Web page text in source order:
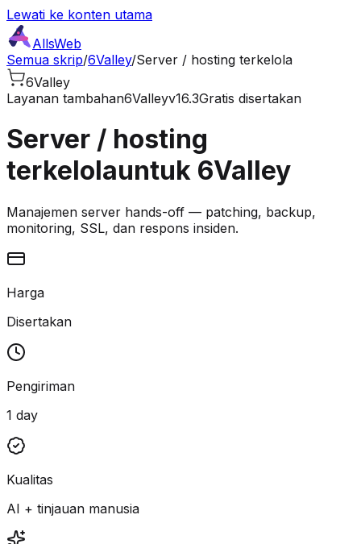
Lewati ke konten utama
AllsWeb
Semua skrip/6Valley/Server / hosting terkelola
6Valley
Layanan tambahan6Valleyv16.3Gratis disertakan
Server / hosting
terkelolauntuk 6Valley
Manajemen server hands-off — patching, backup,
monitoring, SSL, dan respons insiden.
Harga
Disertakan
Pengiriman
1 day
Kualitas
AI + tinjauan manusia